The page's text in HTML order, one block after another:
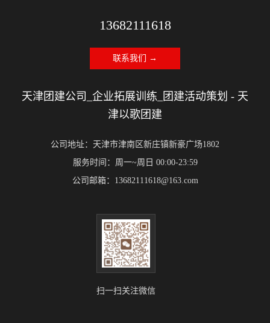
13682111618
联系我们 →
天津团建公司_企业拓展训练_团建活动策划 - 天
津以歌团建
公司地址：天津市津南区新庄镇新豪广场1802
服务时间：周一~周日 00:00-23:59
公司邮箱：13682111618@163.com
扫一扫关注微信